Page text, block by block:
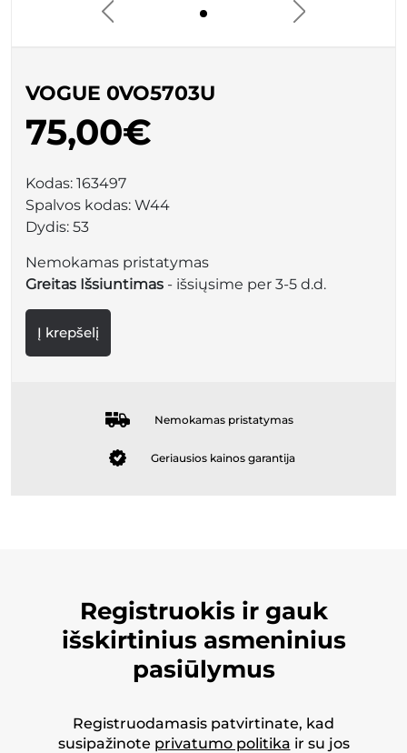
VOGUE 0VO5703U
75,00€
Kodas: 163497
Spalvos kodas: W44
Dydis: 53
Nemokamas pristatymas
Greitas Išsiuntimas - išsiųsime per 3-5 d.d.
Į krepšelį
Nemokamas pristatymas
Geriausios kainos garantija
Registruokis ir gauk
išskirtinius asmeninius
pasiūlymus
Registruodamasis patvirtinate, kad
susipažinote privatumo politika ir su jos